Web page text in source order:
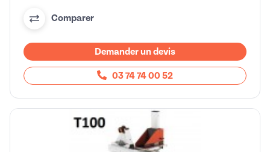
Comparer
Demander un devis
03 74 74 00 52